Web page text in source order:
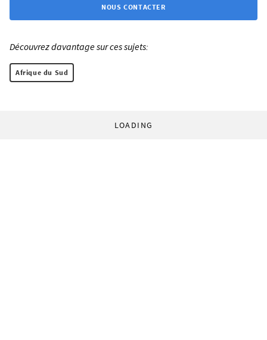
NOUS CONTACTER
Découvrez davantage sur ces sujets:
Afrique du Sud
LOADING